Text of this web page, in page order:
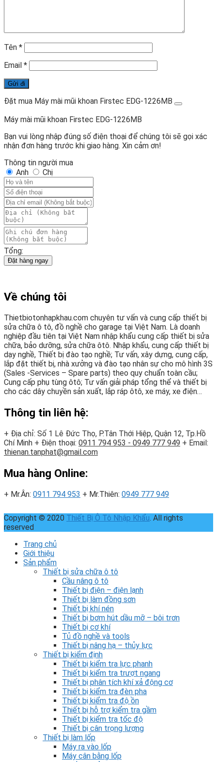
Tên *
Email *
Đặt mua Máy mài mũi khoan Firstec EDG-1226MB
Máy mài mũi khoan Firstec EDG-1226MB
Bạn vui lòng nhập đúng số điện thoại để chúng tôi sẽ gọi xác
nhận đơn hàng trước khi giao hàng. Xin cảm ơn!
Thông tin người mua
Anh
Chị
Tổng:
Đặt hàng ngay
Về chúng tôi
Thietbiotonhapkhau.com chuyên tư vấn và cung cấp thiết bị
sửa chữa ô tô, đồ nghề cho garage tại Việt Nam. Là doanh
nghiệp đầu tiên tại Việt Nam nhập khẩu cung cấp thiết bị sửa
chữa, bảo dưỡng, sửa chữa ôtô. Nhập khẩu, cung cấp thiết bị
dạy nghề, Thiết bị đào tạo nghề; Tư vấn, xây dựng, cung cấp,
lắp đặt thiết bị, nhà xưởng và đào tạo nhân sự cho mô hình 3S
(Sales -Services – Spare parts) theo quy chuẩn toàn cầu;
Cung cấp phụ tùng ôtô; Tư vấn giải pháp tổng thể và thiết bị
cho các dây chuyền sản xuất, lắp ráp ôtô, xe máy, xe điện…
Thông tin liên hệ:
+ Địa chỉ: Số 1 Lê Đức Thọ, P.Tân Thới Hiệp, Quận 12, Tp.Hồ
Chí Minh + Điện thoại: 0911 794 953 - 0949 777 949 + Email:
thienan.tanphat@gmail.com
Mua hàng Online:
+ Mr.Ân: 0911 794 953 + Mr.Thiên: 0949 777 949
Copyright © 2020 Thiết Bị Ô Tô Nhập Khẩu. All rights
reserved
Trang chủ
Giới thiệu
Sản phẩm
Thiết bị sửa chữa ô tô
Cầu nâng ô tô
Thiết bị điện – điện lạnh
Thiết bị làm đồng sơn
Thiết bị khí nén
Thiết bị bơm hút dầu mỡ – bôi trơn
Thiết bị cơ khí
Tủ đồ nghề và tools
Thiết bị nâng hạ – thủy lực
Thiết bị kiểm định
Thiết bị kiểm tra lực phanh
Thiết bị kiểm tra trượt ngang
Thiết bị phân tích khí xả động cơ
Thiết bị kiểm tra đèn pha
Thiết bị kiểm tra độ ồn
Thiết bị hỗ trợ kiểm tra gầm
Thiết bị kiểm tra tốc độ
Thiết bị cân trọng lượng
Thiết bị làm lốp
Máy ra vào lốp
Máy cân bằng lốp